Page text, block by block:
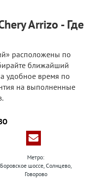
Arrizo - Где
расположены по
ближайший
удобное время по
на выполненные
Метро:
Боровское шоссе, Солнцево,
Говорово